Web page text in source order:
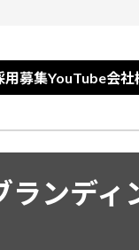
用募集YouTube会社
ランディ